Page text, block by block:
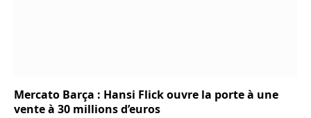
Mercato Barça : Hansi Flick ouvre la porte à une
vente à 30 millions d’euros